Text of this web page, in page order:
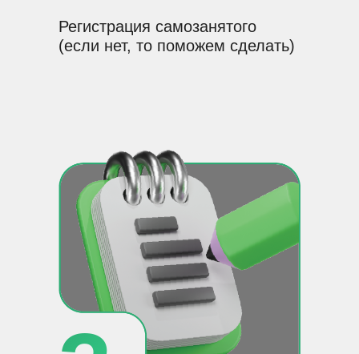
Регистрация самозанятого
(если нет, то поможем сделать)